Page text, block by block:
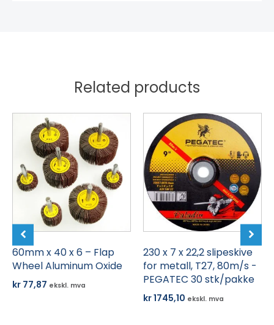
Related products
60mm x 40 x 6 – Flap
Wheel Aluminum Oxide
kr 77,87 ekskl. mva
produktet
flere
varianter.
Alternativene
velges
på
produktsiden
230 x 7 x 22,2 slipeskive
for metall, T27, 80m/s -
PEGATEC 30 stk/pakke
kr1745,10 ekskl. mva